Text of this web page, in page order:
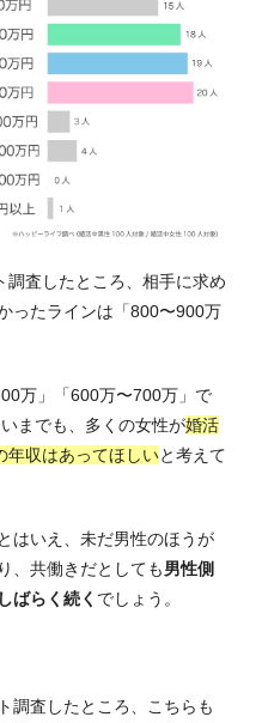
査したところ、相手に求め
ったラインは「800〜900万
万」「600万〜700万」で
までも、 多くの女性が婚活
年収はあってほしいと考えて
はいえ、未だ男性のほうが
、共働きだとしても男性側
ばらく続く でしょう。
調査したところ、こちらも